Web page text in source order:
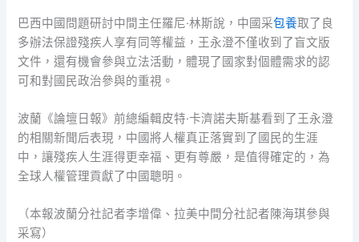
巴西中國問題研討中間主任羅尼·林斯說，中國采包養取了良
多辦法保證殘疾人享有同等權益，王永澄不僅收到了盲文版
文件，還有機會參與立法活動，體現了國家對個體需求的認
可和對國民政治參與的重視。
波蘭《論壇日報》前總編輯皮特·卡濟諾夫斯基看到了王永澄
的相關新聞后表現，中國將人權真正落實到了國民的生涯
中，讓殘疾人生涯得更幸福、更有尊嚴，是值得確定的，為
全球人權管理貢獻了中國聰明。
（本報波蘭分社記者李增偉、拉美中間分社記者陳海琪參與
采寫）